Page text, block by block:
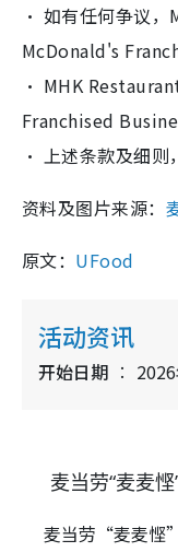
‧ 如有任何争议
McDonald's
‧ MHK
Franchised
‧ 上述条款及细则
资料及图片来源：
原文： UFood
活动资讯
开始日期
麦当劳“麦麦
麦当劳“麦麦悭